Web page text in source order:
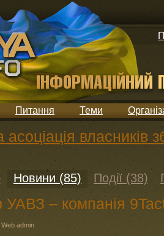
Питання Теми
асоціація власників
Новини (85) Події (38)
УАВЗ – компанія
Web admin